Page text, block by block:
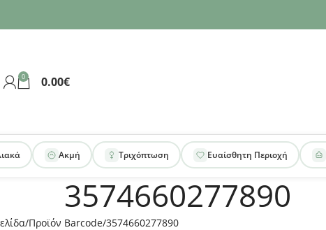
0 0.00€
Ακμή Τριχόπτωση Ευαίσθητη Περιοχή
3574660277890
Προϊόν Barcode 3574660277890